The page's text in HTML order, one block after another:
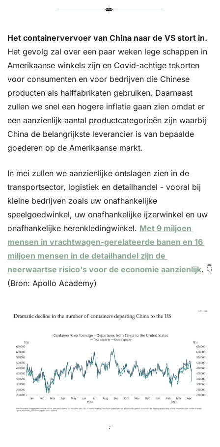
Het containervervoer van China naar de VS stort in.
Het gevolg zal over een paar weken lege schappen in
Amerikaanse winkels zijn en Covid-achtige tekorten
voor consumenten en voor bedrijven die Chinese
producten als halffabrikaten gebruiken. Daarnaast
zullen we snel een hogere inflatie gaan zien omdat er
een aanzienlijk aantal productcategorieën zijn waarbij
China de belangrijkste leverancier is van bepaalde
goederen op de Amerikaanse markt.
In mei zullen we aanzienlijke ontslagen zien in de
transportsector, logistiek en detailhandel - vooral bij
kleine bedrijven zoals uw onafhankelijke
speelgoedwinkel, uw onafhankelijke ijzerwinkel en uw
onafhankelijke herenkledingwinkel. Met 9 miljoen
mensen in vrachtwagen-gerelateerde banen en 16
miljoen mensen in de detailhandel zijn de
neerwaartse risico's voor de economie aanzienlijk. 👇
(Bron: Apollo Academy)
: